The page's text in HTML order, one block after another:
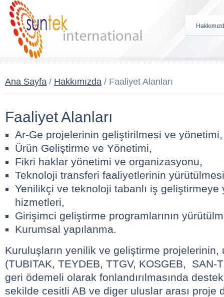
Ana Sayfa / Hakkımızda / Faaliyet Alanları
Faaliyet Alanları
Ar-Ge projelerinin geliştirilmesi ve yönetimi,
Ürün Geliştirme ve Yönetimi,
Fikri haklar yönetimi ve organizasyonu,
Teknoloji transferi faaliyetlerinin
Yenilikçi ve teknoloji tabanlı iş geliştirmeye
hizmetleri,
Girişimci geliştirme programlarının
Kurumsal yapılanma.
Kuruluşların yenilik ve geliştirme projelerinin,
(TUBITAK, TEYDEB, TTGV, KOSGEB, SAN-
geri ödemeli olarak fonlandırılmasında
sekilde cesitli AB ve diger uluslar arası proje